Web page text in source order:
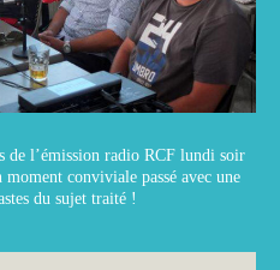
de l’émission radio RCF lundi soir
conviviale passé avec une
du sujet traité !